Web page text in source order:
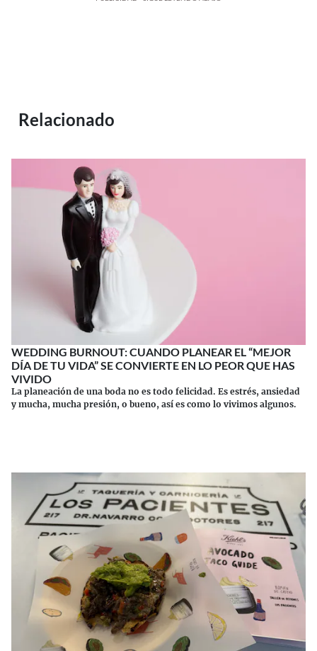
Relacionado
WEDDING BURNOUT: CUANDO PLANEAR EL “MEJOR
DÍA DE TU VIDA” SE CONVIERTE EN LO PEOR QUE HAS
VIVIDO
La planeación de una boda no es todo felicidad. Es estrés, ansiedad
y mucha, mucha presión, o bueno, así es como lo vivimos algunos.